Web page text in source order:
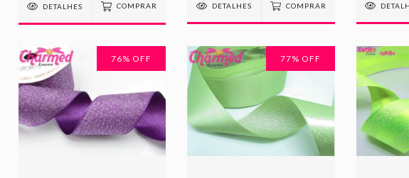
DETALHES COMPRAR DETALHES COMPRAR
76% OFF 77% OFF